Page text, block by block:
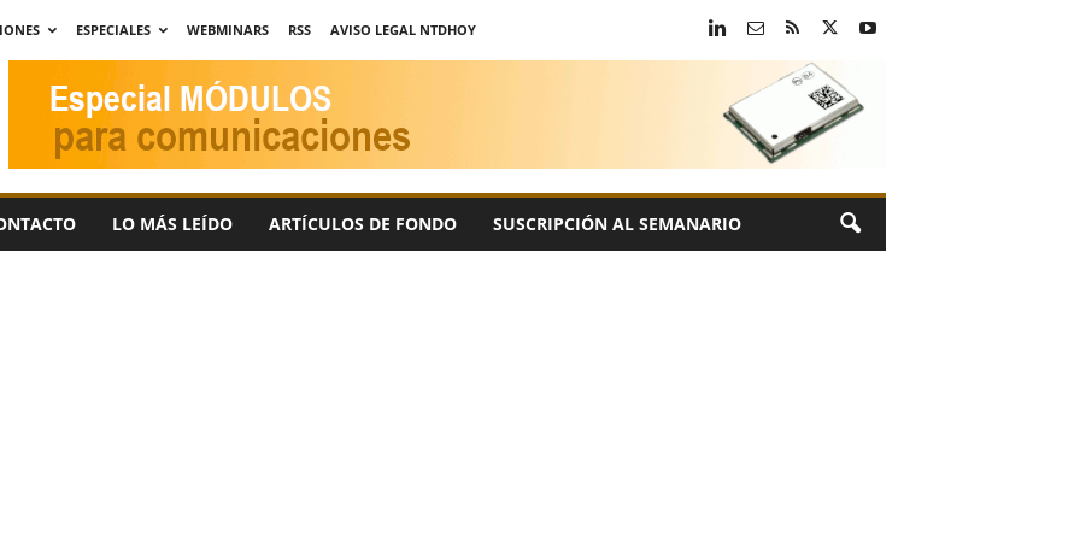
ESPECIALES WEBMINARS RSS
AVISO LEGAL NTDHOY
LO MÁS LEÍDO ARTÍCULOS DE FONDO SUSCRIPCIÓN AL SEMANARIO